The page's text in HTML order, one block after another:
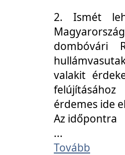
2. Ismét
dombóvári
valakit
érdemes ide
Az időpontra
...
Tovább